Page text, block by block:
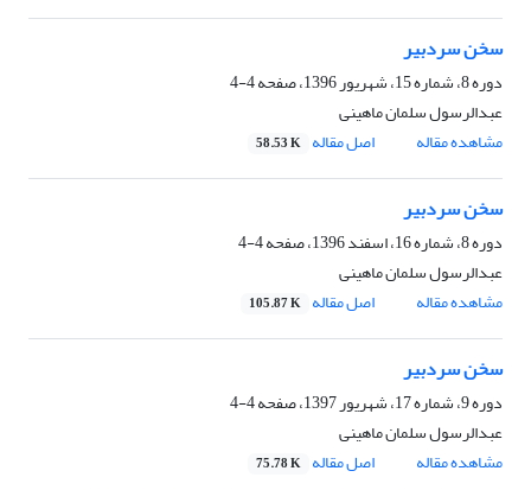
سخن سردبیر
دوره 8، شماره 15، شهریور 1396، صفحه
4-4
عبدالرسول سلمان ماهینی
مشاهده مقاله
اصل مقاله 58.53 K
سخن سردبیر
دوره 8، شماره 16، اسفند 1396، صفحه
4-4
عبدالرسول سلمان ماهینی
مشاهده مقاله
اصل مقاله 105.87 K
سخن سردبیر
دوره 9، شماره 17، شهریور 1397، صفحه
4-4
عبدالرسول سلمان ماهینی
مشاهده مقاله
اصل مقاله 75.78 K